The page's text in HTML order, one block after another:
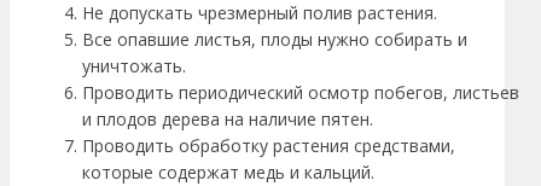
Не допускать чрезмерный полив растения.
Все опавшие листья, плоды нужно собирать и
уничтожать.
Проводить периодический осмотр побегов, листьев
и плодов дерева на наличие пятен.
Проводить обработку растения средствами,
которые содержат медь и кальций.